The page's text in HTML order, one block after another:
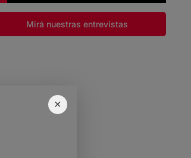
×
Mirá nuestras entrevistas